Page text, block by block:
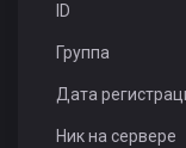
ID
Группа
Дата
Ник на сервере